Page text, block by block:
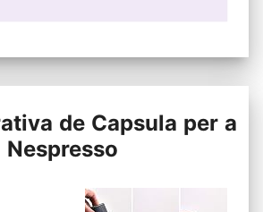
de Capsula per a
Nespresso